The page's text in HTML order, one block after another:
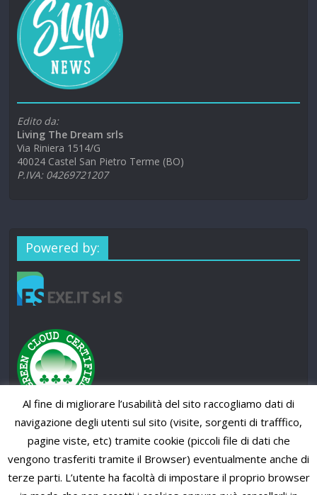
Edito da:
Living The Dream srls
Via Riniera 1514/G
40024 Castel San Pietro Terme (BO)
P.IVA: 04269721207
Powered by:
Al fine di migliorare l’usabilità del sito raccogliamo dati di
navigazione degli utenti sul sito (visite, sorgenti di trafffico,
pagine viste, etc) tramite cookie (piccoli file di dati che
vengono trasferiti tramite il Browser) eventualmente anche di
terze parti. L’utente ha facoltà di impostare il proprio browser